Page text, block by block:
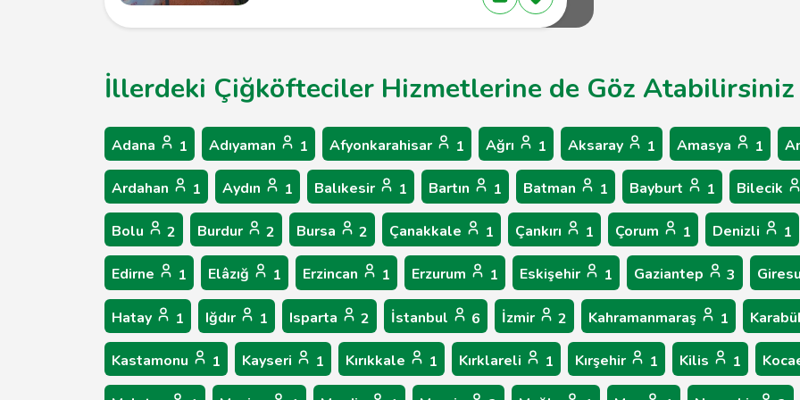
İllerdeki Çiğköfteciler Hizmetlerine de Göz Atabilirsiniz
Adana 1 Adıyaman 1 Afyonkarahisar 1 Ağrı 1 Aksaray 1 Amasya 1
Ardahan 1 Aydın 1 Balıkesir 1 Bartın 1 Batman 1 Bayburt 1 Bilecik
Bolu 2 Burdur 2 Bursa 2 Çanakkale 1 Çankırı 1 Çorum 1 Denizli 1
Edirne 1 Elâzığ 1 Erzincan 1 Erzurum 1 Eskişehir 1 Gaziantep 3
Hatay 1 Iğdır 1 Isparta 2 İstanbul 6 İzmir 2 Kahramanmaraş 1
Kastamonu 1 Kayseri 1 Kırıkkale 1 Kırklareli 1 Kırşehir 1 Kilis 1